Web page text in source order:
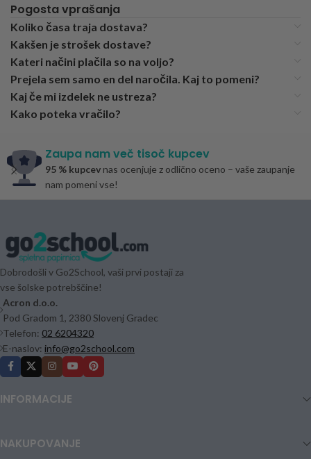
Pogosta vprašanja
Koliko časa traja dostava?
Kakšen je strošek dostave?
Kateri načini plačila so na voljo?
Prejela sem samo en del naročila. Kaj to pomeni?
Kaj če mi izdelek ne ustreza?
Kako poteka vračilo?
Zaupa nam več tisoč kupcev
95 % kupcev nas ocenjuje z odlično oceno – vaše zaupanje
nam pomeni vse!
Dobrodošli v Go2School, vaši prvi postaji za
vse šolske potrebščine!
Acron d.o.o.
Pod Gradom 1, 2380 Slovenj Gradec
Telefon: 02 6204320
E-naslov: info@go2school.com
INFORMACIJE
NAKUPOVANJE